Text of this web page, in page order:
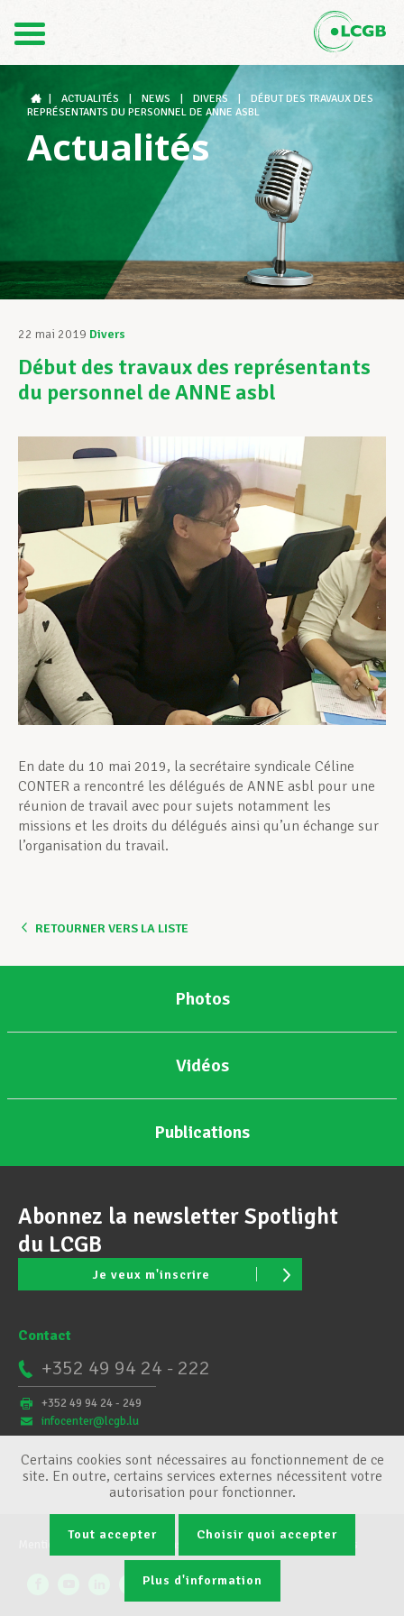
DE
Le LCGB
Structures syndicales
Assistance au Travail
Vos droits
Assistance en vie privée
Développement professionnel
Devenir Membre
Actualités
ACTUALITÉS NEWS DIVERS
DÉBUT DES TRAVAUX DES
REPRÉSENTANTS DU PERSONNEL DE ANNE ASBL
Actualités
22 mai 2019 Divers
Début des travaux des représentants
du personnel de ANNE asbl
En date du 10 mai 2019, la secrétaire syndicale Céline
CONTER a rencontré les délégués de ANNE asbl pour une
réunion de travail avec pour sujets notamment les
missions et les droits du délégués ainsi qu’un échange sur
l’organisation du travail.
RETOURNER VERS LA LISTE
Photos
Vidéos
Publications
Abonnez la newsletter Spotlight
du LCGB
Je veux m'inscrire
Contact
+352 49 94 24 - 222
+352 49 94 24 - 249
infocenter@lcgb.lu
Conditions générales Gestion des cookies
Certains cookies sont nécessaires au fonctionnement de ce
site. En outre, certains services externes nécessitent votre
autorisation pour fonctionner.
Tout accepter Choisir quoi accepter
Plus d'information